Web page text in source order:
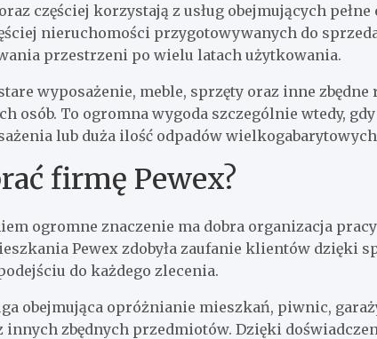
częściej korzystają z usług obejmujących pełne
nieruchomości przygotowywanych do
przestrzeni po wielu latach użytkowania.
wyposażenie, meble, sprzęty oraz inne zbędne
osób. To ogromna wygoda szczególnie wtedy, gdy
lub duża ilość odpadów
firmę Pewex?
ogromne znaczenie ma dobra organizacja
Pewex zdobyła zaufanie klientów dzięki
do każdego zlecenia.
obejmująca opróżnianie mieszkań, piwnic,
innych zbędnych przedmiotów. Dzięki